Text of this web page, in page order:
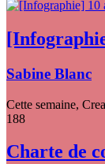
Sabine Blanc
Cette semaine,
188
Charte de